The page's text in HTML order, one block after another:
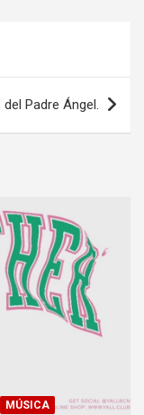
Padre Ángel.
MÚSICA